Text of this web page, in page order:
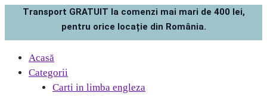
Transport GRATUIT la comenzi mai mari de 400 lei,
pentru orice locație din România.
Acasă
Categorii
Carti in limba engleza